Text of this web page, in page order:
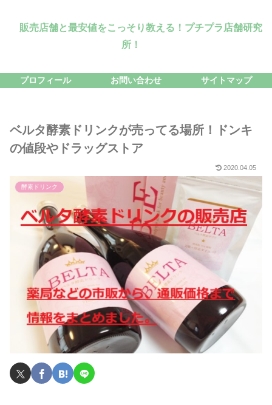
販売店舗と最安値をこっそり教える！プチプラ店舗研究
所！
プロフィール お問い合わせ サイトマップ
ベルタ酵素ドリンクが売ってる場所！ドンキ
の値段やドラッグストア
2020.04.05
酵素ドリンク